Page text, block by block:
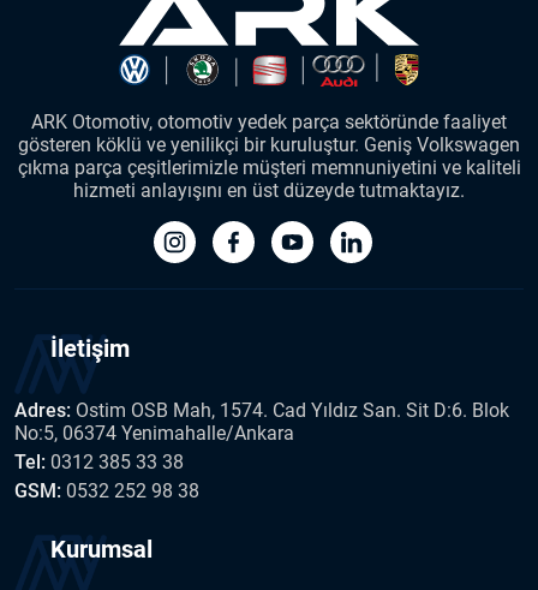
ARK Otomotiv, otomotiv yedek parça sektöründe faaliyet
gösteren köklü ve yenilikçi bir kuruluştur. Geniş Volkswagen
çıkma parça çeşitlerimizle müşteri memnuniyetini ve kaliteli
hizmeti anlayışını en üst düzeyde tutmaktayız.
İletişim
Adres: Ostim OSB Mah, 1574. Cad Yıldız San. Sit D:6. Blok
No:5, 06374 Yenimahalle/Ankara
Tel: 0312 385 33 38
GSM: 0532 252 98 38
Kurumsal